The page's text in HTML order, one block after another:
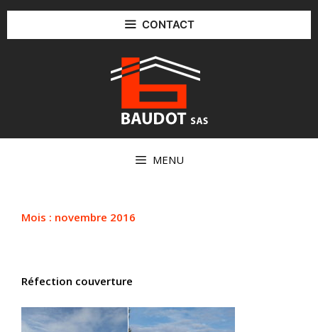
contenu
CONTACT
MENU
Mois : novembre 2016
Réfection couverture